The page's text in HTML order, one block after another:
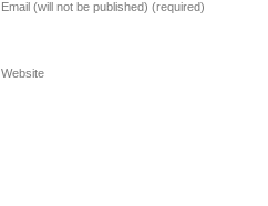
Email (will not be published) (required)
Website